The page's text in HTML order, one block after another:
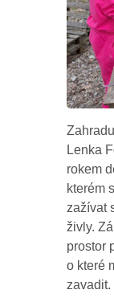
Lenka
rokem
kterém
zažívat
živly.
prostor
o které